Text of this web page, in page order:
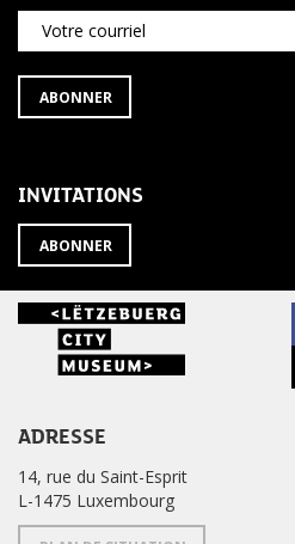
Votre courriel
S'ABONNER
À
ABONNER
INVITATIONS
ABONNER
ADRESSE
14, rue du Saint-Esprit
L-1475 Luxembourg